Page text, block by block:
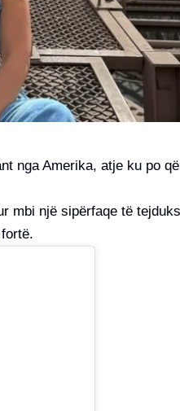
nga Amerika, atje ku po
mbi një sipërfaqe të